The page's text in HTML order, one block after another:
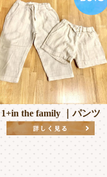
1+in the family ｜パンツ